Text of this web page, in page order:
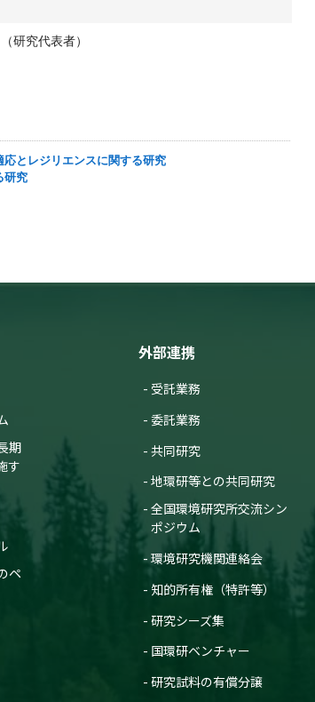
究代表者）
とレジリエンスに関する研究
研究
期
す
ペ
外部連携
受託業務
委託業務
共同研究
地環研等との共同研究
全国環境研究所交流シン
ポジウム
環境研究機関連絡会
知的所有権（特許等）
研究シーズ集
国環研ベンチャー
研究試料の有償分譲